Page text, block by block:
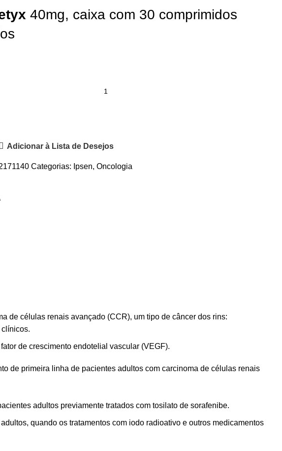
40mg, caixa com 30 comprimidos
Adicionar à Lista de Desejos
Categorias: Ipsen, Oncologia
de células renais avançado (CCR), um tipo de câncer dos rins:
de crescimento endotelial vascular (VEGF).
de primeira linha de pacientes adultos com carcinoma de células renais
adultos previamente tratados com tosilato de sorafenibe.
quando os tratamentos com iodo radioativo e outros medicamentos